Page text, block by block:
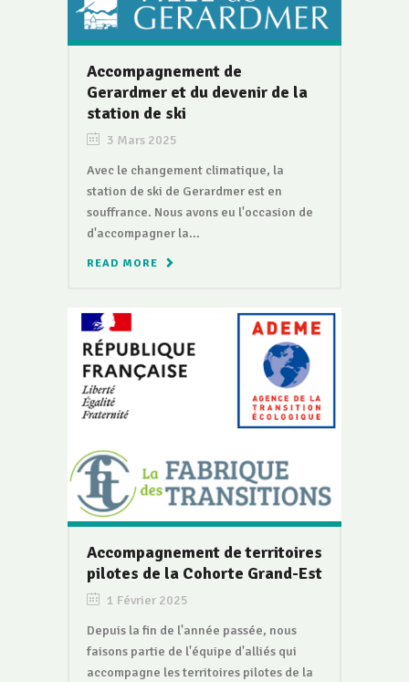
Accompagnement de
Gerardmer et du devenir de la
station de ski
3 Mars 2025
Avec le changement climatique, la
station de ski de Gerardmer est en
souffrance. Nous avons eu l'occasion de
d'accompagner la...
READ MORE
Accompagnement de territoires
pilotes de la Cohorte Grand-Est
1 Février 2025
Depuis la fin de l'année passée, nous
faisons partie de l'équipe d'alliés qui
accompagne les territoires pilotes de la